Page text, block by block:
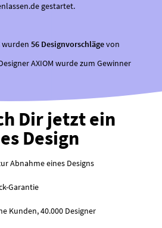
gestartet.
wurden 56 Designvorschlägevon
AXIOM wurde zum Gewinner
Dir jetzt ein
Design
Abnahme eines Designs
Garantie
Kunden, 40.000 Designer